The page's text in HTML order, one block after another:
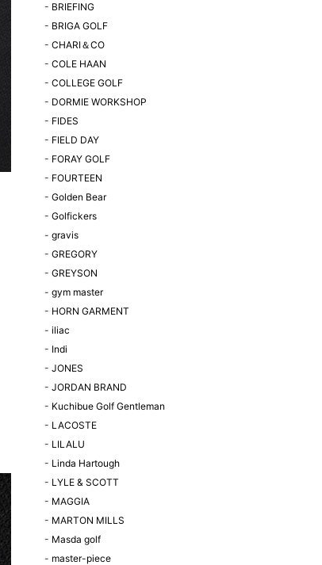
- BRIEFING
- BRIGA GOLF
- CHARI＆CO
- COLE HAAN
- COLLEGE GOLF
- DORMIE WORKSHOP
- FIDES
- FIELD DAY
- FORAY GOLF
- FOURTEEN
- Golden Bear
- Golfickers
- gravis
- GREGORY
- GREYSON
- gym master
- HORN GARMENT
- iliac
- Indi
- JONES
- JORDAN BRAND
- Kuchibue Golf Gentleman
- LACOSTE
- LILALU
- Linda Hartough
- LYLE & SCOTT
- MAGGIA
- MARTON MILLS
- Masda golf
- master-piece